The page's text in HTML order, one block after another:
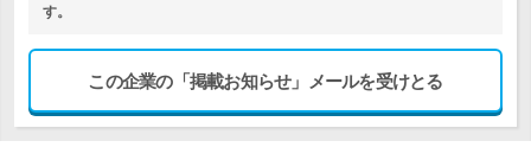
す。
この企業の「掲載お知らせ」メールを受けとる